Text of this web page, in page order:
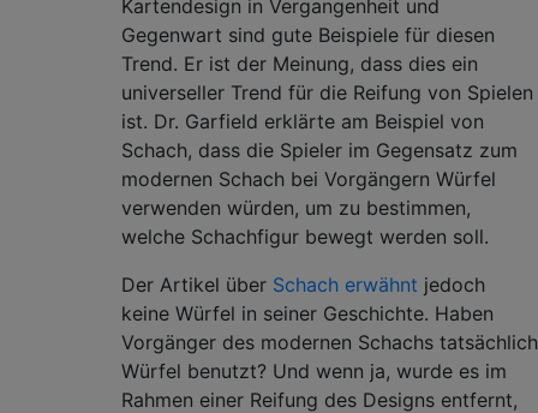
Kartendesign in Vergangenheit und
Gegenwart sind gute Beispiele für diesen
Trend. Er ist der Meinung, dass dies ein
universeller Trend für die Reifung von Spielen
ist. Dr. Garfield erklärte am Beispiel von
Schach, dass die Spieler im Gegensatz zum
modernen Schach bei Vorgängern Würfel
verwenden würden, um zu bestimmen,
welche Schachfigur bewegt werden soll.
Der Artikel über Schach erwähnt jedoch
keine Würfel in seiner Geschichte. Haben
Vorgänger des modernen Schachs tatsächlich
Würfel benutzt? Und wenn ja, wurde es im
Rahmen einer Reifung des Designs entfernt,